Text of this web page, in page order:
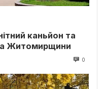
каньйон та
Житомирщини
0